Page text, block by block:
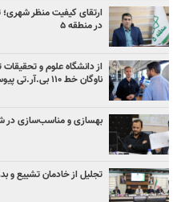
ارتقای کیفیت منظر
در منطقه ۵
ناوگان خط ۱۱۰ بی‌.آر.تی پیوست
بهسازی و مناسب‌سازی در
تجلیل از خادمان تشییع و